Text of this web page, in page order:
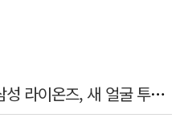
'새 아시아쿼터는 어떨까' 삼성 라이온즈, 새 얼굴 투수 미야모리 영입